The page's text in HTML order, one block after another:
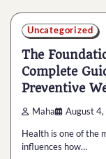
Uncategorized
The
Complete
Preventive
Maha August
Health is one of the
influences how…